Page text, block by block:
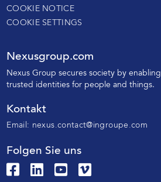
COOKIE NOTICE
COOKIE SETTINGS
Nexusgroup.com
Nexus Group secures society by enabling
trusted identitiesfor people and things.
Kontakt
Email: nexus.contact@ingroupe.com
Folgen Sie uns